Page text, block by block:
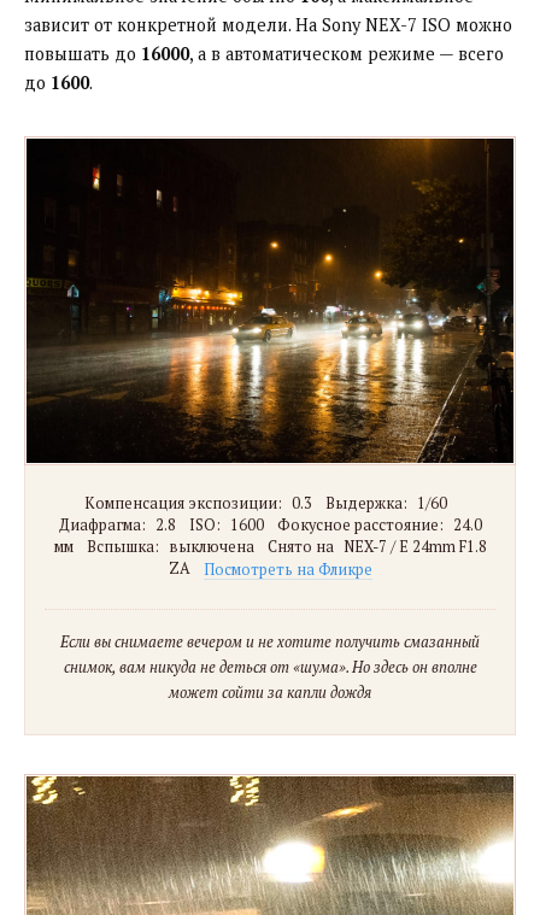
зависит от конкретной модели. На Sony NEX-7 ISO можно
повышать до 16000, а в автоматическом режиме — всего
до 1600.
Компенсация экспозиции: 0.3 Выдержка: 1/60
Диафрагма: 2.8 ISO: 1600 Фокусное расстояние: 24.0
мм
Вспышка: выключена Снято на NEX-7 / E 24mm F1.8
ZA
Посмотреть на Фликре
Если вы снимаете вечером и не хотите получить смазанный
снимок, вам никуда не деться от «шума». Но здесь он вполне
может сойти за капли дождя